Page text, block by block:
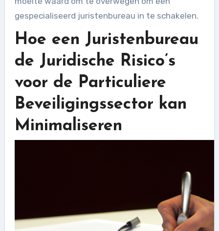
gespecialiseerd juristenbureau in te schakelen.
Hoe een Juristenbureau
de Juridische Risico’s
voor de Particuliere
Beveiligingssector kan
Minimaliseren